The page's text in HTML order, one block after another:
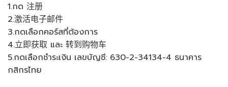
1.กด 注册
2.激活电子邮件
3.กดเลือกคอร์สที่ต้องการ
4.立即获取 และ 转到购物车
5.กดเลือกชำระเงิน เลขบัญชี: 630-2-34134-4 ธนาคาร
กสิกรไทย